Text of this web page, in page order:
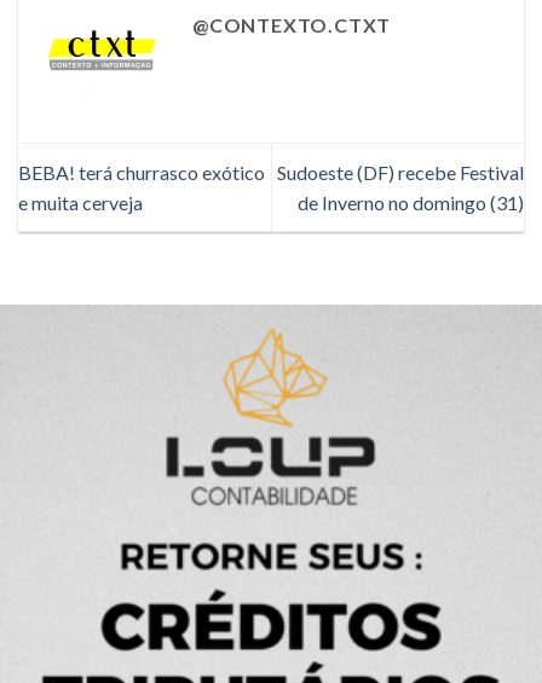
@CONTEXTO.CTXT
BEBA! terá churrasco exótico
e muita cerveja
Sudoeste (DF) recebe Festival
de Inverno no domingo (31)